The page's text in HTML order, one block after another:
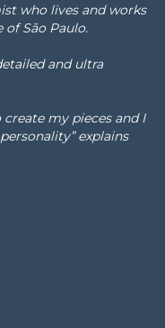
who lives and works
of São Paulo.
and ultra
my pieces and I
explains